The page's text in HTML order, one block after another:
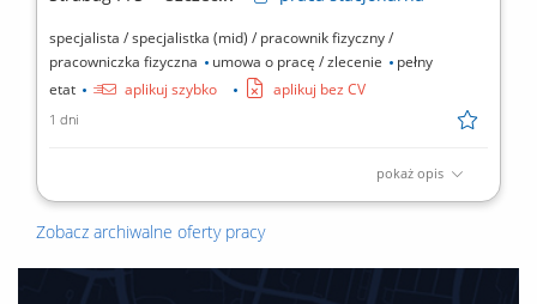
specjalista / specjalistka (mid) / pracownik fizyczny /
pracowniczka fizyczna
umowa o pracę / zlecenie
pełny
etat
aplikuj szybko aplikuj bez CV
1 dni
pokaż opis
Zadania: bieżąca eksploatacja, konserwacja instalacji i urządzeń
budynkowych: instalacje elektryczne, wodno-kanalizacyjne,
klimatyzacyjne, grzewcze, wentylacyjne; monitorowanie pracy
powierzonych urządzeń; usuwanie awarii; współpraca z
serwisami zewnętrznymi; raportowanie zgodnie z procedurami;
Zobacz archiwalne oferty pracy